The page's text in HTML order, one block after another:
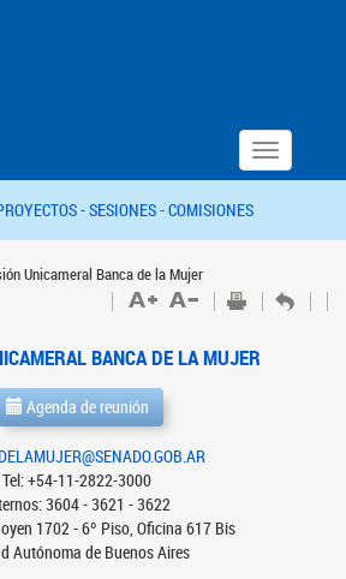
Toggle
navigation
-SESIONES -COMISIONES
Unicameral Banca de la Mujer
BANCA DE LA MUJER
Agenda de reunión
Tel: +54-11-2822-3000
3604 - 3621 - 3622
1702 - 6º Piso, Oficina 617 Bis
Autónoma de Buenos Aires